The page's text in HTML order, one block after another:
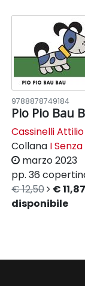
9788878749184
Pio Pio Bau
Cassinelli Attilio
Collana I
marzo 2023
pp. 36
€ 12,50
€ 11,87
disponibile